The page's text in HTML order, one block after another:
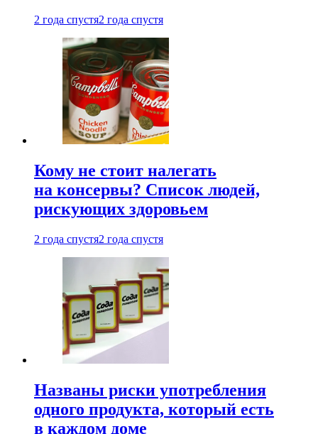
2 года спустя2 года спустя
Кому не стоит налегать
на консервы? Список людей,
рискующих здоровьем
2 года спустя2 года спустя
Названы риски употребления
одного продукта, который есть
в каждом доме